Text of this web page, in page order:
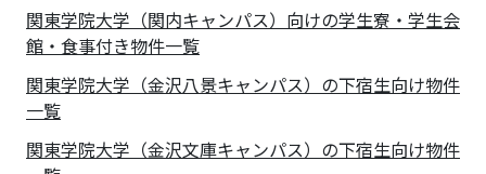
関東学院大学（関内キャンパス）向けの学生寮・学生会
館・食事付き物件一覧
関東学院大学（金沢八景キャンパス）の下宿生向け物件
一覧
関東学院大学（金沢文庫キャンパス）の下宿生向け物件